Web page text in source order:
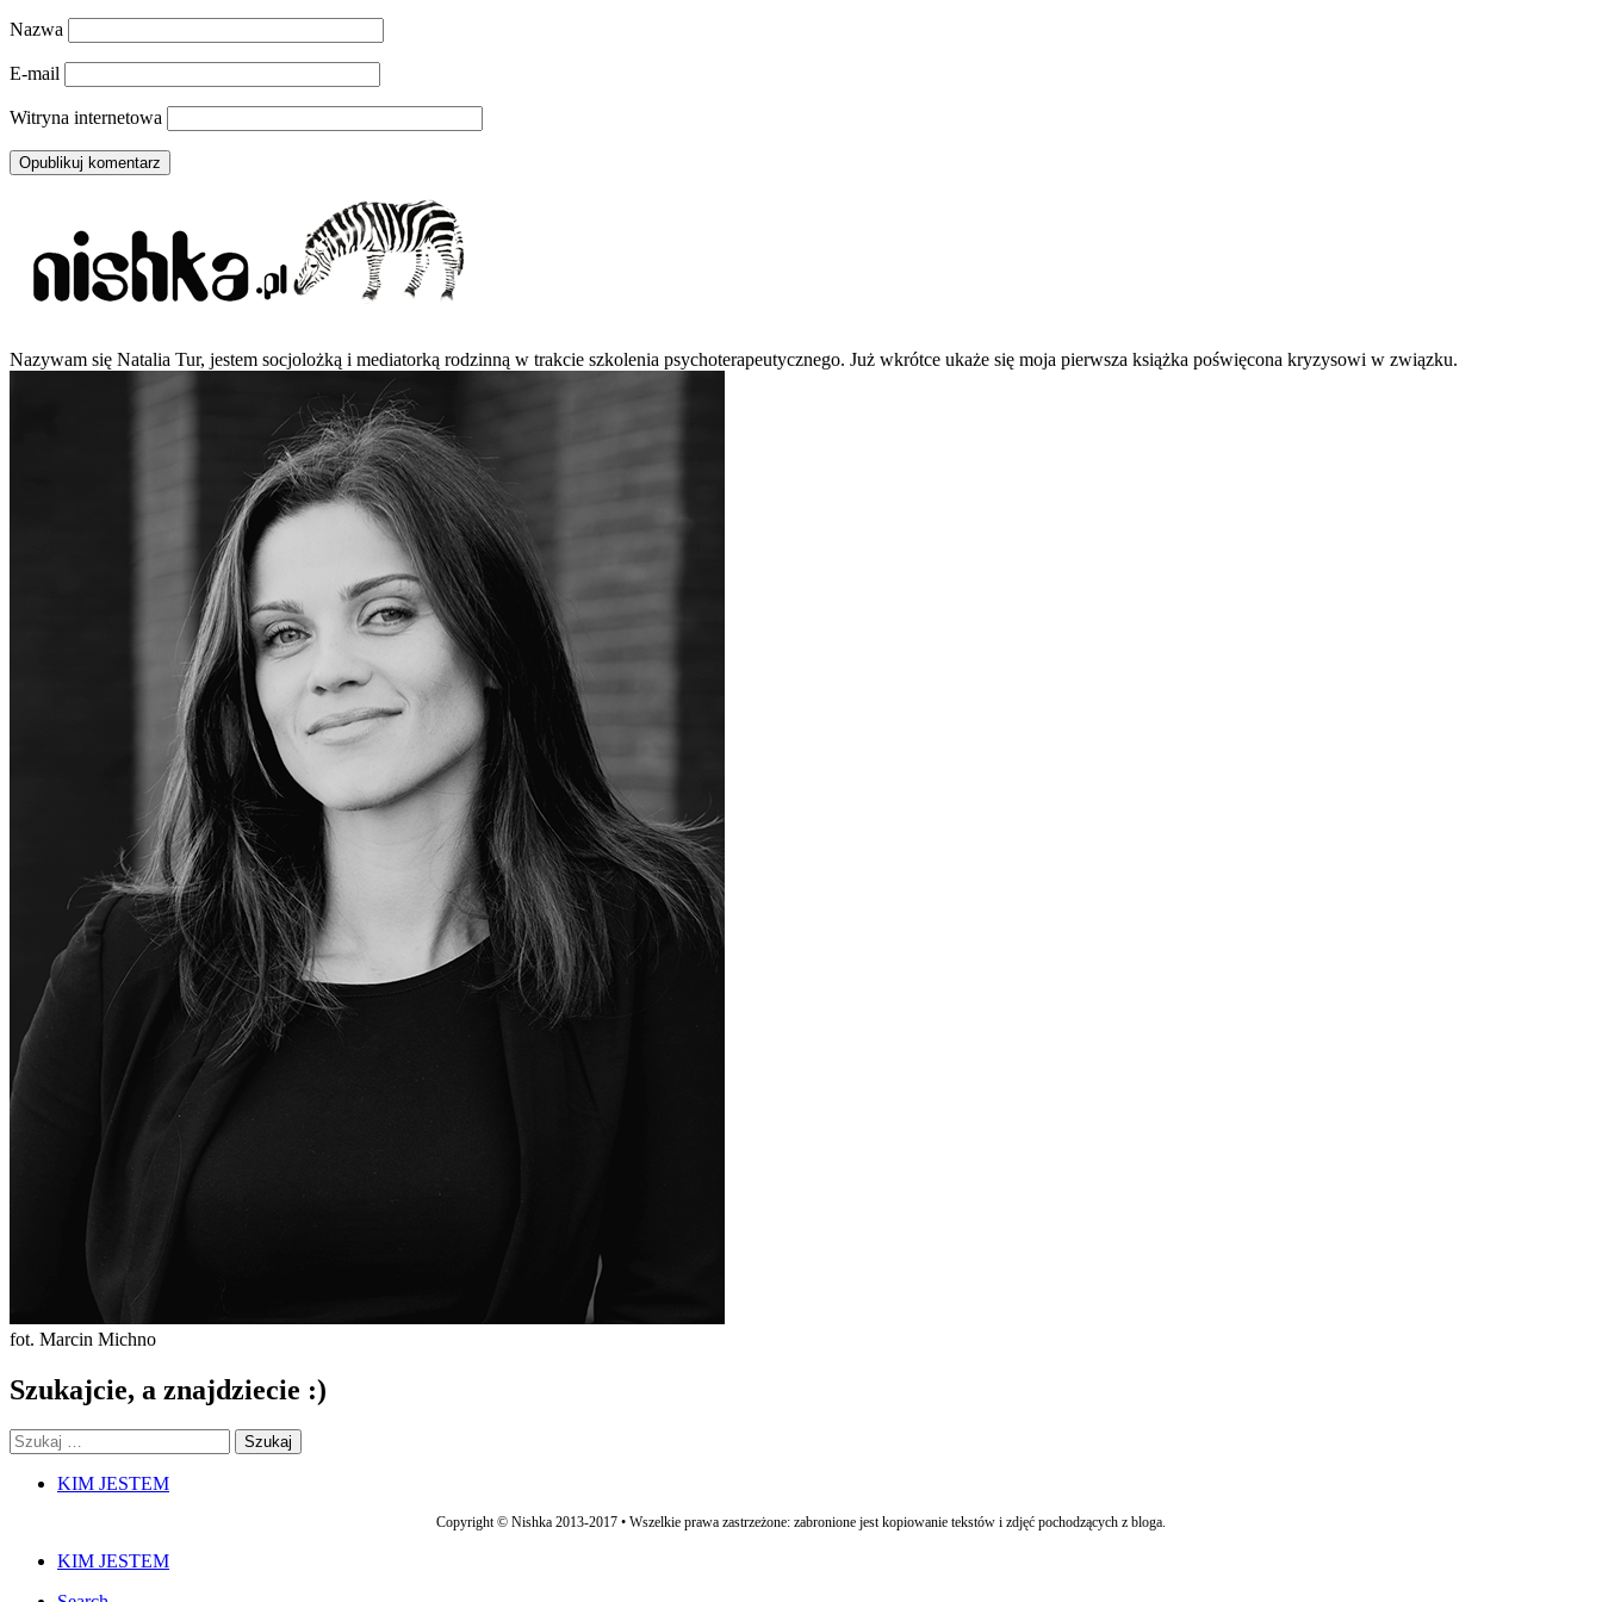
Nazwa
E-mail
Witryna internetowa
Nazywam się Natalia Tur, jestem socjolożką i mediatorką rodzinną w trakcie szkolenia psychoterapeutycznego. Już wkrótce ukaże się moja pierwsza książka poświęcona kryzysowi w związku.
fot. Marcin Michno
Szukajcie, a znajdziecie :)
Szukaj:
Footer
KIM JESTEM
Copyright © Nishka 2013-2017 • Wszelkie prawa zastrzeżone: zabronione jest kopiowanie tekstów i zdjęć pochodzących z bloga.
SecondaryKIM JESTEM